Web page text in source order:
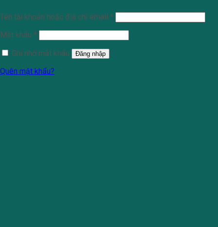
Tên tài khoản hoặc địa chỉ email *
Mật khẩu *
Ghi nhớ mật khẩu
Đăng nhập
Quên mật khẩu?